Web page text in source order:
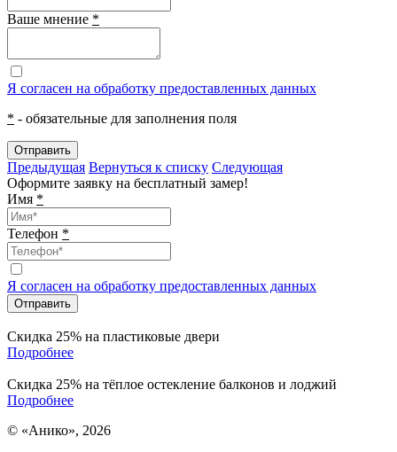
Ваше мнение *
Я согласен на обработку предоставленных данных
* - обязательные для заполнения поля
Отправить
Предыдущая Вернуться к списку Следующая
Оформите заявку на бесплатный замер!
Имя *
Телефон *
Я согласен на обработку предоставленных данных
Отправить
Скидка 25% на пластиковые двери
Подробнее
Скидка 25% на тёплое остекление балконов и лоджий
Подробнее
© «Анико», 2026